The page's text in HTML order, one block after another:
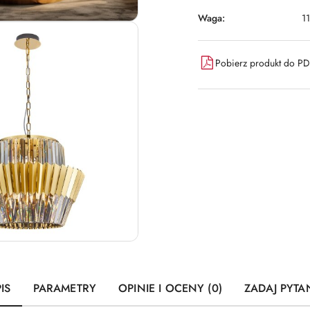
Waga:
Pobierz produkt do
PARAMETRY OPINIE I OCENY (0) ZADAJ